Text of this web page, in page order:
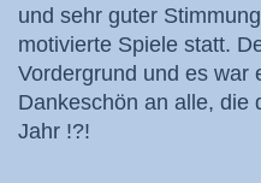
und sehr guter
motivierte Spiele statt.
Vordergrund und es war
Dankeschön an alle, die
Jahr !?!